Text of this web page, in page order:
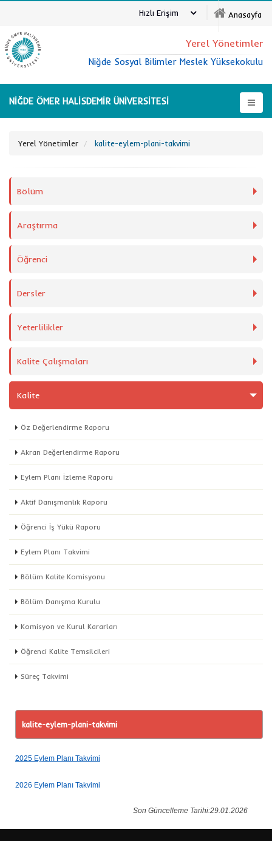
Anasayfa
Hızlı Erişim
NİĞDE ÖMER HALİSDEMİR ÜNİVERSİTESİ
Yerel Yönetimler
Niğde Sosyal Bilimler Meslek Yüksekokulu
Yerel Yönetimler kalite-eylem-plani-takvimi
Bölüm
Araştırma
Öğrenci
Dersler
Yeterlilikler
Kalite Çalışmaları
Kalite
Öz Değerlendirme Raporu
Akran Değerlendirme Raporu
Eylem Planı İzleme Raporu
Aktif Danışmanlık Raporu
Öğrenci İş Yükü Raporu
Eylem Planı Takvimi
Bölüm Kalite Komisyonu
Bölüm Danışma Kurulu
Komisyon ve Kurul Kararları
Öğrenci Kalite Temsilcileri
Süreç Takvimi
kalite-eylem-plani-takvimi
2025 Eylem Planı Takvimi
2026 Eylem Planı Takvimi
Son Güncelleme Tarihi:29.01.2026